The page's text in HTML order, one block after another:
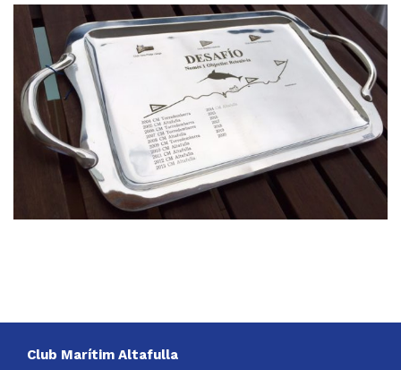
Club Marítim Altafulla